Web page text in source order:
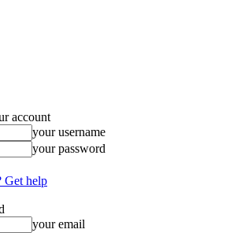
account
your username
your password
Get help
your email